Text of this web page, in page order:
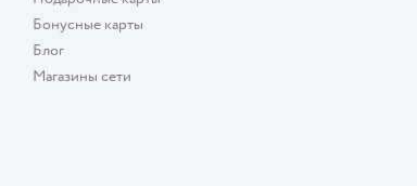
Бонусные карты
Блог
Магазины сети